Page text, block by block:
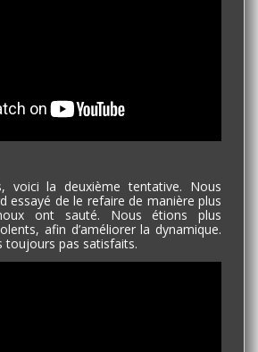
voici la deuxième tentative. Nous
essayé de le refaire de manière plus
ont sauté. Nous étions plus
afin d’améliorer la dynamique.
toujours pas satisfaits.